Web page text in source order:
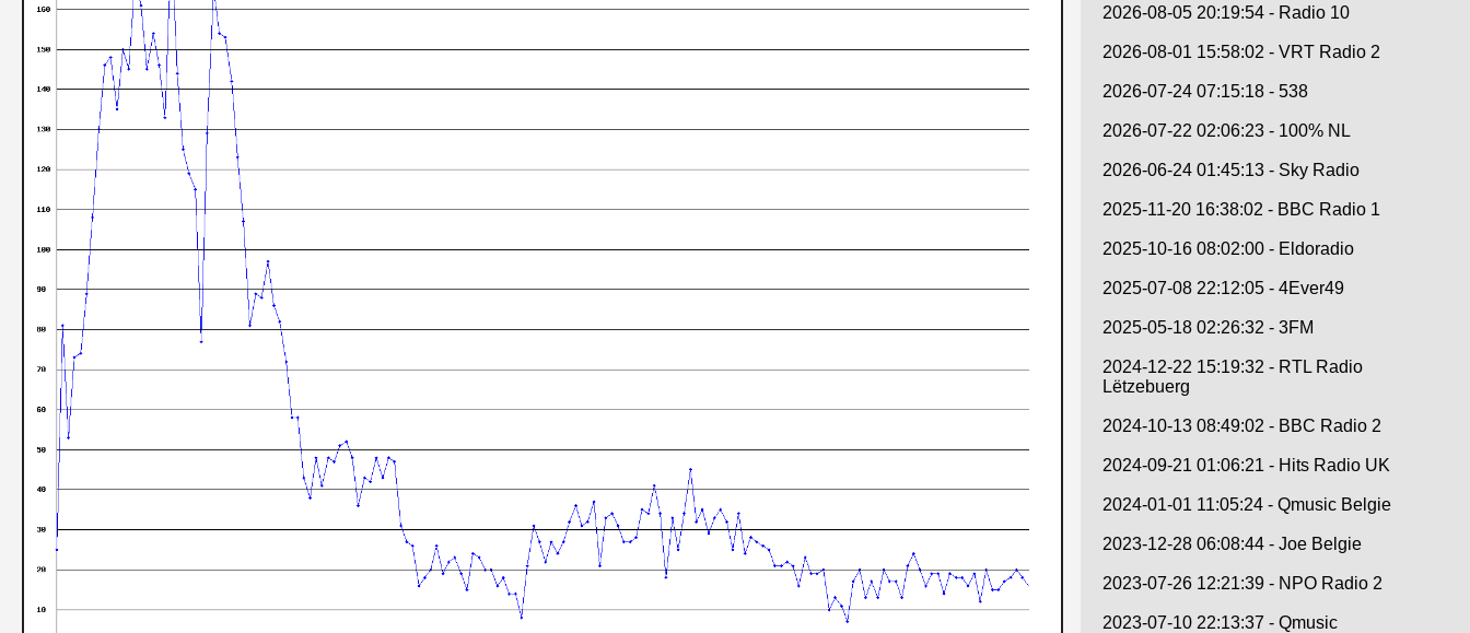
2026-08-05 20:19:54 - Radio 10
2026-08-01 15:58:02 - VRT Radio 2
2026-07-24 07:15:18 - 538
2026-07-22 02:06:23 - 100% NL
2026-06-24 01:45:13 - Sky Radio
2025-11-20 16:38:02 - BBC Radio 1
2025-10-16 08:02:00 - Eldoradio
2025-07-08 22:12:05 - 4Ever49
2025-05-18 02:26:32 - 3FM
2024-12-22 15:19:32 - RTL Radio
Lëtzebuerg
2024-10-13 08:49:02 - BBC Radio 2
2024-09-21 01:06:21 - Hits Radio UK
2024-01-01 11:05:24 - Qmusic Belgie
2023-12-28 06:08:44 - Joe Belgie
2023-07-26 12:21:39 - NPO Radio 2
2023-07-10 22:13:37 - Qmusic